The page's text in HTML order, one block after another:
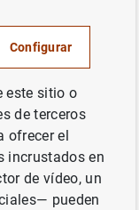
y Lorenzo Ductor
REGIONAL
Configurar
este sitio o
de terceros
ofrecer el
incrustados en
de vídeo, un
pueden